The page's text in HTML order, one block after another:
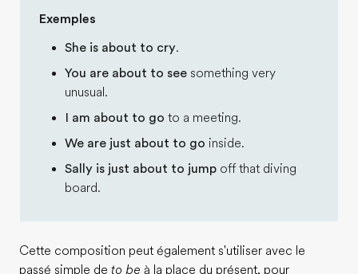
Exemples
She is about to cry.
You are about to see something very
unusual.
I am about to go to a meeting.
We are just about to go inside.
Sally is just about to jump off that diving
board.
Cette composition peut également s'utiliser avec le
passé simple de to be à la place du présent, pour